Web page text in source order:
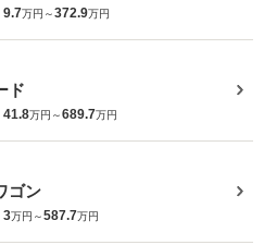
9.7万円～372.9万円
ド
41.8万円～689.7万円
ゴン
3万円～587.7万円